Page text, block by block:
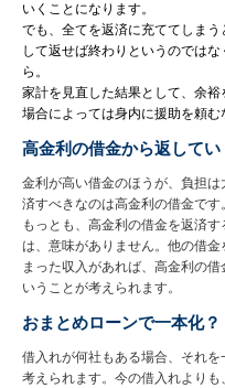
いくことになります。
でも、全てを返済に充ててしま
して返せば終わりというのでは
ら。
家計を見直した結果として、余裕
場合によっては身内に援助を頼む
高金利の借金から返してい
金利が高い借金のほうが、負担
済すべきなのは高金利の借金です。
もっとも、高金利の借金を返済
は、意味がありません。他の借
まった収入があれば、高金利の
いうことが考えられます。
おまとめローンで一本化？
借入れが何社もある場合、それ
考えられます。今の借入れより